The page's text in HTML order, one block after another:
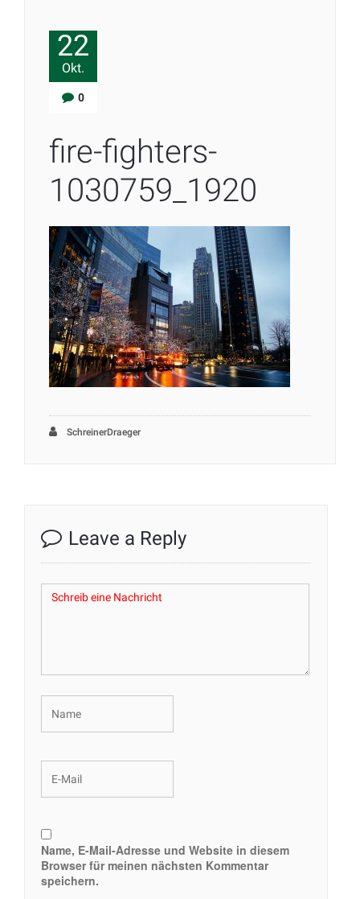
22
Okt.
0
fire-fighters-
1030759_1920
SchreinerDraeger
Leave a Reply
Name, E-Mail-Adresse und Website in diesem
Browser für meinen nächsten Kommentar
speichern.